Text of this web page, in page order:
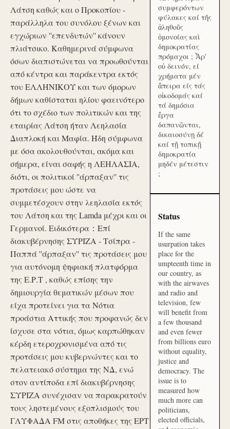
Λάτση καθώς και ο Προκοπίου -
παράλληλα του συνόλου ξένων και
εγχώριων ''επενδυτών'' κάνουν
πλιάτσικο. Καθημερινά σύμφωνα
όσων διαπιστώνεται να προωθούνται
από κέντρα και παράκεντρα εκτός
του ΕΛΛΗΝΙΚΟΥ και των όμορων
δήμων καθίσταται ηλίου φαεινότερο
ότι το σχέδιο των πολιτικών και της
εταιρίας Λάτση ήταν Λεηλασία
Διαπλοκή και Μαφία. Ήδη σύμφωνα
με όσα ακολουθούνται, ακόμα και
σήμερα, είναι σαφής η ΛΕΗΛΑΣΙΑ,
διότι, οι πολιτικοί ''άρπαξαν'' τις
προτάσεις μου ώστε να
συμμετέσχουν στην λεηλασία εκτός
του Λάτση και της Lamda μέχρι και οι
Γερμανοί. Ειδικότερα：Επί
διακυβέρνησης ΣΥΡΙΖΑ - Τσίπρα -
Παππά ''άρπαξαν'' τις προτάσεις μου
για αυτόνομη ψηφιακή πλατφόρμα
της Ε.Ρ.Τ , καθώς επίσης την
δημιουργία θεματικών μέσων που
είχα προτείνει για τα Νότια
προάστια Αττικής που προφανώς δεν
ίσχυσε στα νότια, όμως καρπώθηκαν
κέρδη ετεροχρονισμένα από τις
προτάσεις μου κυβερνώντες και το
πελατειακό σύστημα της ΝΔ, ενώ
στον αντίποδα επί διακυβέρνησης
ΣΥΡΙΖΑ συνέχισαν να παρακρατούν
τους ληστεμένους εξοπλισμούς του
ΓΛΥΦΑΔΑ FM στις αποθήκες της ΕΡΤ
συμφερόντων
φύλακες καί τῆς
ἀληθοῦς
ὁμονοίας καὶ
δημοκρατίας
πρόμαχοι ; Ἆρ'
οὐ δεινόν, εί
χρήματα μέν
ἄπειρα είς τάς
οἰκοδομάς καί
τά δημόσια
ἔργα
δαπανῶνται,
δικαιοσύνῃ δέ
καί τῇ τοπικῇ
δημοκρατία
μηδέν μέτεστιν
;
Status
If the same
usurpation takes
place for the
umpteenth time in
our country, as
with the airwaves
and radio and
television, few
will benefit from
a few thousand
and even fewer
from billions euro
without equality,
justice and
democracy. The
issue is to
measured how
much more can
politicians,
elected officials,